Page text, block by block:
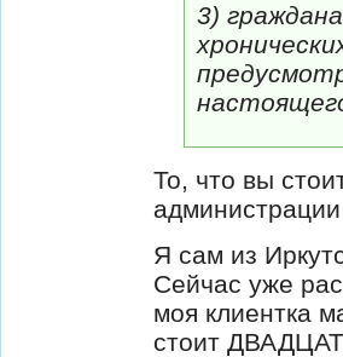
3)
То, что вы
Я сам из
Сейчас уже
моя клиентка
стоит